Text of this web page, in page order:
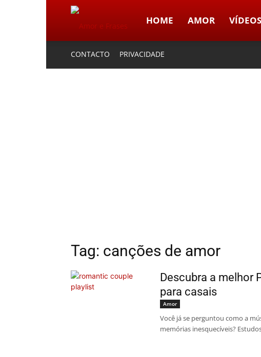
Amor
HOME AMOR VÍDEOS
CONTACTO PRIVACIDADE
Tag: canções de amor
Descubra a melhor
para casais
Amor
Você já se perguntou como a
memórias inesquecíveis?